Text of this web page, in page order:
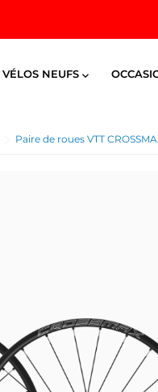
VÉLOS NEUFS 
Paire de roues VTT